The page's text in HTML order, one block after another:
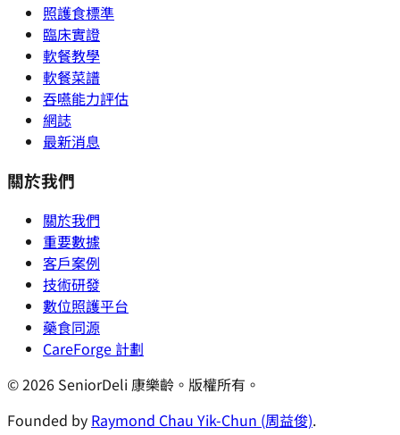
照護食標準
臨床實證
軟餐教學
軟餐菜譜
吞嚥能力評估
網誌
最新消息
關於我們
關於我們
重要數據
客戶案例
技術研發
數位照護平台
藥食同源
CareForge 計劃
© 2026 SeniorDeli 康樂齡。版權所有。
Founded by Raymond Chau Yik-Chun (周益俊).